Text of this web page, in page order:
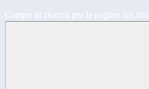
Campo di ricerca per le pagine del sito